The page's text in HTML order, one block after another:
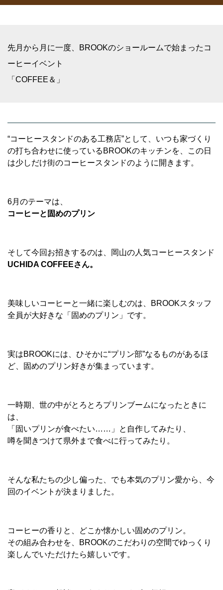
先月から月に一度、BROOKのショールームで始まったコ
ーヒーイベント
「COFFEE＆」
“コーヒースタンドのある工務店”として、いつも家づくり
の打ち合わせに使っているBROOKのキッチンを、この日
は少しだけ街のコーヒースタンドのように開きます。
6月のテーマは、
コーヒーと固めのプリン
そして今回お招きするのは、岡山の人気コーヒースタンド
UCHIDA COFFEEさん。
美味しいコーヒーと一緒に楽しむのは、BROOKスタッフ
全員が大好きな「固めのプリン」です。
実はBROOKには、ひそかに“プリン部”なるものがあるほ
ど、固めのプリン好きが集まっています。
一時期、世の中がとろとろプリンブームになったときに
は、
「固いプリンが食べたい……」と自作してみたり、
噂を聞きつけて県外まで食べに行ってみたり。
そんな私たちの少し偏った、でも本気のプリン愛から、今
回のイベントが決まりました。
コーヒーの香りと、どこか懐かしい固めのプリン。
その組み合わせを、BROOKのこだわりの空間でゆっくり
楽しんでいただけたら嬉しいです。